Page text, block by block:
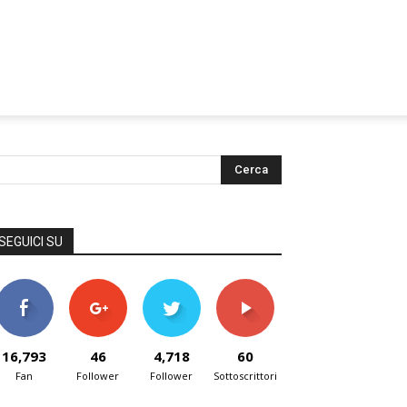
SU
16,793
Fan
46
Follower
4,718
Follower
60
Sottoscrittori